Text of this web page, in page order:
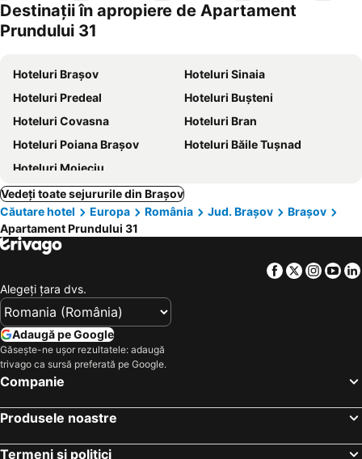
animale
Destinații în apropiere de Apartament
Prundului 31
Hoteluri Brașov
Hoteluri Sinaia
Hoteluri Predeal
Hoteluri Buşteni
Hoteluri Covasna
Hoteluri Bran
Hoteluri Poiana Braşov
Hoteluri Băile Tuşnad
Hoteluri Moieciu
Vedeți toate sejururile din Brașov
Căutare hotel
Europa România Jud. Brașov
Brașov
Apartament Prundului 31
Facebook
Twitter
Alegeţi ţara dvs.
Adaugă pe Google
Găsește-ne ușor rezultatele: adaugă
trivago ca sursă preferată pe Google.
Companie
Produsele noastre
Termeni și politici